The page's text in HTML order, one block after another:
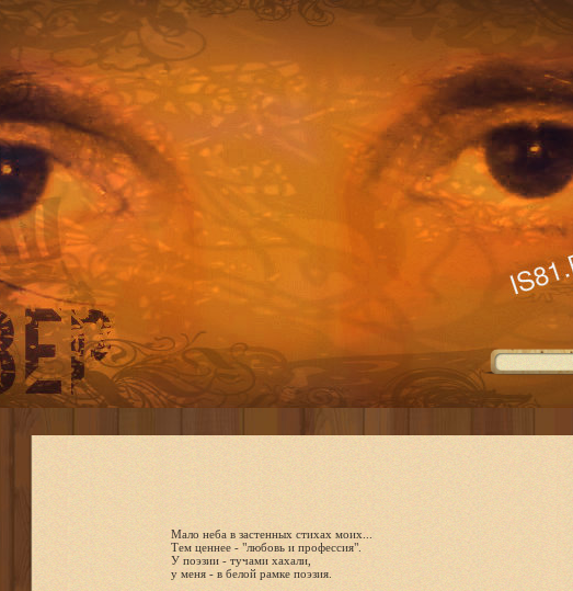
Мало неба в застенных стихах моих...
Тем ценнее - "любовь и профессия".
У поэзии - тучами хахали,
у меня - в белой рамке поэзия.